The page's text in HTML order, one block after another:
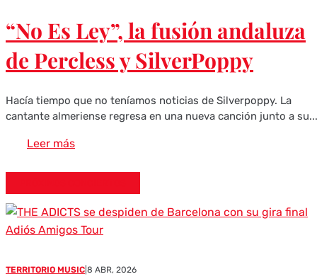
“No Es Ley”, la fusión andaluza
de Percless y SilverPoppy
Hacía tiempo que no teníamos noticias de Silverpoppy. La
cantante almeriense regresa en una nueva canción junto a su...
Leer más
TERRITORIO MUSIC 8 ABR, 2026